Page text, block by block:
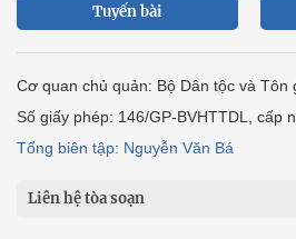
Tuyến bài
Cơ quan chủ quản: Bộ Dân tộc và Tôn
Số giấy phép: 146/GP-BVHTTDL, cấp
Tổng biên tập: Nguyễn Văn Bá
Liên hệ tòa soạn